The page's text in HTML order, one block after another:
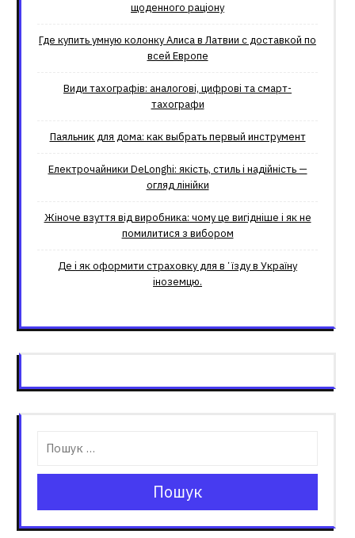
щоденного раціону
Где купить умную колонку Алиса в Латвии с доставкой по
всей Европе
Види тахографів: аналогові, цифрові та смарт-
тахографи
Паяльник для дома: как выбрать первый инструмент
Електрочайники DeLonghi: якість, стиль і надійність —
огляд лінійки
Жіноче взуття від виробника: чому це вигідніше і як не
помилитися з вибором
Де і як оформити страховку для вʼїзду в Україну
іноземцю.
Пошук